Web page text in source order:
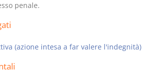
penale.
(azione intesa a far valere l'indegnità)